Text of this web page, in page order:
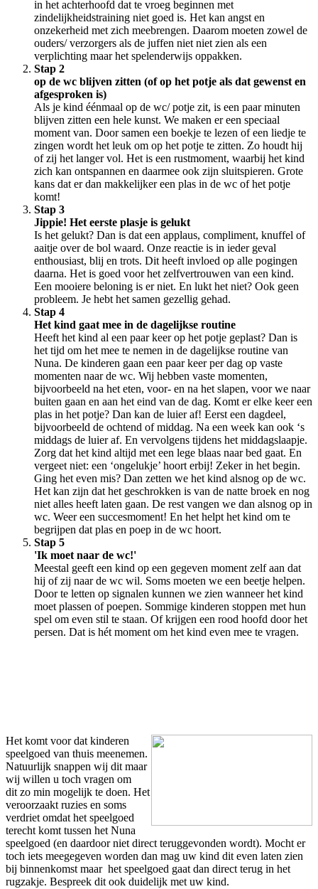
in het achterhoofd dat te vroeg beginnen met
zindelijkheidstraining niet goed is. Het kan angst en
onzekerheid met zich meebrengen. Daarom moeten zowel de
ouders/ verzorgers als de juffen niet niet zien als een
verplichting maar het spelenderwijs oppakken.
Stap 2
op de wc blijven zitten (of op het potje als dat gewenst en
afgesproken is)
Als je kind éénmaal op de wc/ potje zit, is een paar minuten
blijven zitten een hele kunst. We maken er een speciaal
moment van. Door samen een boekje te lezen of een liedje te
zingen wordt het leuk om op het potje te zitten. Zo houdt hij
of zij het langer vol. Het is een rustmoment, waarbij het kind
zich kan ontspannen en daarmee ook zijn sluitspieren. Grote
kans dat er dan makkelijker een plas in de wc of het potje
komt!
Stap 3
Jippie! Het eerste plasje is gelukt
Is het gelukt? Dan is dat een applaus, compliment, knuffel of
aaitje over de bol waard. Onze reactie is in ieder geval
enthousiast, blij en trots. Dit heeft invloed op alle pogingen
daarna. Het is goed voor het zelfvertrouwen van een kind.
Een mooiere beloning is er niet. En lukt het niet? Ook geen
probleem. Je hebt het samen gezellig gehad.
Stap 4
Het kind gaat mee in de dagelijkse routine
Heeft het kind al een paar keer op het potje geplast? Dan is
het tijd om het mee te nemen in de dagelijkse routine van
Nuna. De kinderen gaan een paar keer per dag op vaste
momenten naar de wc. Wij hebben vaste momenten,
bijvoorbeeld na het eten, voor- en na het slapen, voor we naar
buiten gaan en aan het eind van de dag. Komt er elke keer een
plas in het potje? Dan kan de luier af! Eerst een dagdeel,
bijvoorbeeld de ochtend of middag. Na een week kan ook ‘s
middags de luier af. En vervolgens tijdens het middagslaapje.
Zorg dat het kind altijd met een lege blaas naar bed gaat. En
vergeet niet: een ‘ongelukje’ hoort erbij! Zeker in het begin.
Ging het even mis? Dan zetten we het kind alsnog op de wc.
Het kan zijn dat het geschrokken is van de natte broek en nog
niet alles heeft laten gaan. De rest vangen we dan alsnog op in
wc. Weer een succesmoment! En het helpt het kind om te
begrijpen dat plas en poep in de wc hoort.
Stap 5
'Ik moet naar de wc!'
Meestal geeft een kind op een gegeven moment zelf aan dat
hij of zij naar de wc wil. Soms moeten we een beetje helpen.
Door te letten op signalen kunnen we zien wanneer het kind
moet plassen of poepen. Sommige kinderen stoppen met hun
spel om even stil te staan. Of krijgen een rood hoofd door het
persen. Dat is hét moment om het kind even mee te vragen.
Het komt voor dat kinderen
speelgoed van thuis meenemen.
Natuurlijk snappen wij dit maar
wij willen u toch vragen om
dit zo min mogelijk te doen. Het
veroorzaakt ruzies en soms
verdriet omdat het speelgoed
terecht komt tussen het Nuna
speelgoed (en daardoor niet direct teruggevonden wordt). Mocht er
toch iets meegegeven worden dan mag uw kind dit even laten zien
bij binnenkomst maar het speelgoed gaat dan direct terug in het
rugzakje. Bespreek dit ook duidelijk met uw kind.